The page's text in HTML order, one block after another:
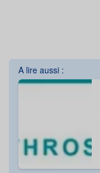
A lire aussi :